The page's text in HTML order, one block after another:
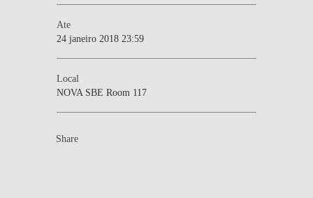
Ate
24 janeiro 2018 23:59
Local
NOVA SBE Room 117
Share